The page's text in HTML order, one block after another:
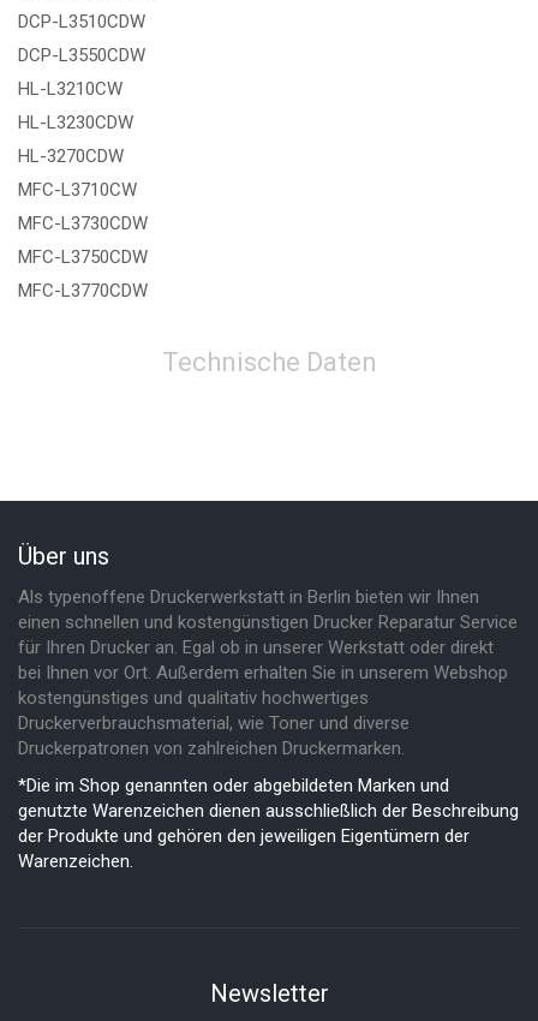
DCP-L3510CDW
DCP-L3550CDW
HL-L3210CW
HL-L3230CDW
HL-3270CDW
MFC-L3710CW
MFC-L3730CDW
MFC-L3750CDW
MFC-L3770CDW
Technische Daten
Über uns
Als typenoffene Druckerwerkstatt in Berlin bieten wir Ihnen
einen schnellen und kostengünstigen Drucker Reparatur Service
für Ihren Drucker an. Egal ob in unserer Werkstatt oder direkt
bei Ihnen vor Ort. Außerdem erhalten Sie in unserem Webshop
kostengünstiges und qualitativ hochwertiges
Druckerverbrauchsmaterial, wie Toner und diverse
Druckerpatronen von zahlreichen Druckermarken.
*Die im Shop genannten oder abgebildeten Marken und
genutzte Warenzeichen dienen ausschließlich der Beschreibung
der Produkte und gehören den jeweiligen Eigentümern der
Warenzeichen.
Newsletter